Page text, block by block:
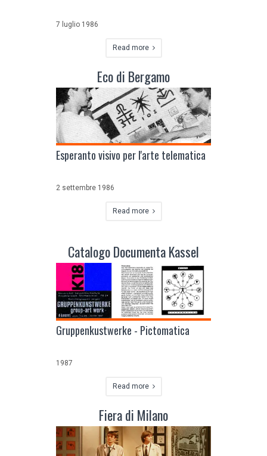
7 luglio 1986
Read more
Eco di Bergamo
Esperanto visivo per l'arte telematica
2 settembre 1986
Read more
Catalogo Documenta Kassel
Gruppenkustwerke - Pictomatica
1987
Read more
Fiera di Milano